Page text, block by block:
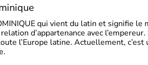
qui vient du latin et signifie le
d’appartenance avec
l’Europe latine. Actuellement,